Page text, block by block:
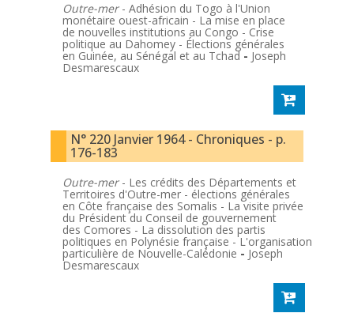
Outre-mer- Adhésion du Togo à l'Union
monétaire ouest-africain - La mise en place
de nouvelles institutions au Congo - Crise
politique au Dahomey - Élections générales
en Guinée, au Sénégal et au Tchad - Joseph
Desmarescaux
N° 220 Janvier 1964 - Chroniques - p.
176-183
Outre-mer- Les crédits des Départements et
Territoires d'Outre-mer - élections générales
en Côte française des Somalis - La visite privée
du Président du Conseil de gouvernement
des Comores - La dissolution des partis
politiques en Polynésie française - L'organisation
particulière de Nouvelle-Calédonie - Joseph
Desmarescaux